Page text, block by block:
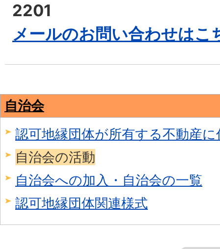
2201
メールのお問い合わせはこ
自治会
認可地縁団体が所有する不動産
自治会の活動
自治会への加入・自治会の一覧
認可地縁団体関連様式